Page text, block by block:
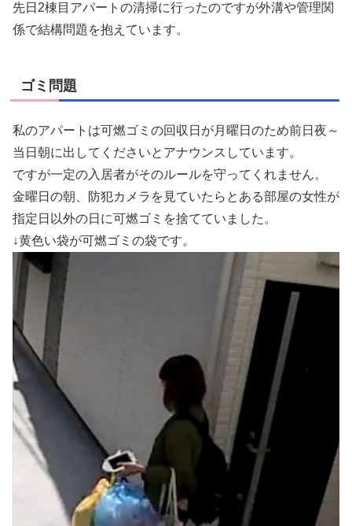
先日2棟目アパートの清掃に行ったのですが外溝や管理関
係で結構問題を抱えています。
ゴミ問題
私のアパートは可燃ゴミの回収日が月曜日のため前日夜～
当日朝に出してくださいとアナウンスしています。
ですが一定の入居者がそのルールを守ってくれません。
金曜日の朝、防犯カメラを見ていたらとある部屋の女性が
指定日以外の日に可燃ゴミを捨てていました。
↓黄色い袋が可燃ゴミの袋です。